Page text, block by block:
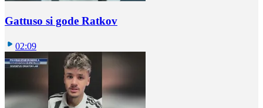
Gattuso si gode Ratkov
02:09